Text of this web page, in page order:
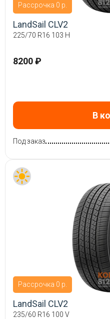
Рассрочка 0 р.
LandSail CLV2
225/70 R16 103 H
8200 ₽
В
Под заказ
Рассрочка 0 р.
LandSail CLV2
235/60 R16 100 V